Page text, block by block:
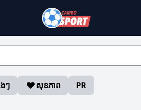
ងៗ សុខភាព PR